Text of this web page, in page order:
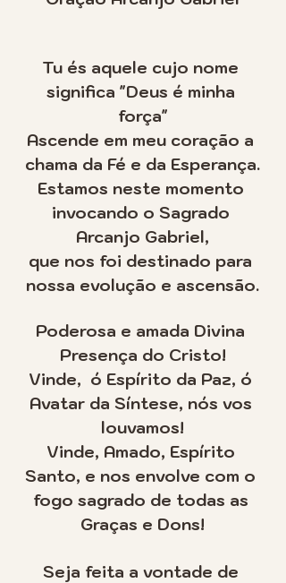
Tu és aquele cujo nome
significa "Deus é minha
força"
Ascende em meu coração a
chama da Fé e da Esperança.
Estamos neste momento
invocando o Sagrado
Arcanjo Gabriel,
que nos foi destinado para
nossa evolução e ascensão.
Poderosa e amada Divina
Presença do Cristo!
Vinde,  ó Espírito da Paz, ó
Avatar da Síntese, nós vos
louvamos!
Vinde, Amado, Espírito
Santo, e nos envolve com o
fogo sagrado de todas as
Graças e Dons!
Seja feita a vontade de